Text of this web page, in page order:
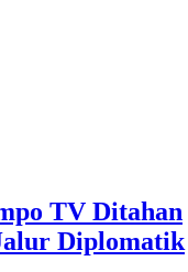
TV Ditahan
Diplomatik